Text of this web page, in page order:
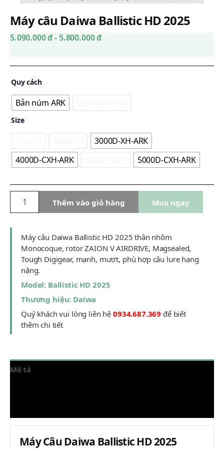
Máy câu Daiwa Ballistic HD 2025
5.090.000 đ - 5.800.000 đ
Quy cách
Bản núm ARK
Size
3000D-XH-ARK
4000D-CXH-ARK
5000D-CXH-ARK
Daiwa
Ballistic
2025
lượng
Thêm vào giỏ hàng Mua ngay
Máy câu Daiwa Ballistic HD 2025 thân nhôm
Monocoque, rotor ZAION V AIRDRIVE, Magsealed,
Tough Digigear, mạnh, mượt, phù hợp câu lure hạng
nặng.
Model: Ballistic HD 2025
Thương hiệu: Daiwa
Quý khách vui lòng liên hệ 0934.687.369 để biết
thêm chi tiết
Mô tả
Máy Câu Daiwa Ballistic HD 2025